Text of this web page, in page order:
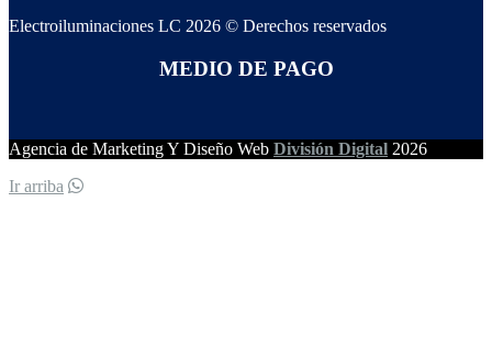
Electroiluminaciones LC 2026 © Derechos reservados
MEDIO DE PAGO
Agencia de Marketing Y Diseño Web División Digital 2026
Ir arriba